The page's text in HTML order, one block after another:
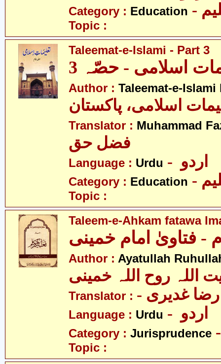
Category : Education
Topic :
Taleemat-e-Islami - Part 3
اسلامی - حصّہ 3
Author : Taleemat-e-Islami
اسلامی، پاکستان
Translator : Muhammad
فضل حق
Language : Urdu
Category : Education
Topic :
Taleem-e-Ahkam fatawa
- فتاویٰ امام خمینی
Author : Ayatullah
اللہ روح اللہ خمینی
Translator : غدیری
Language : Urdu
Category : Jurisprudence
Topic :